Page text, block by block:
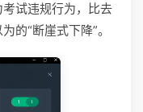
试违规行为，比去
的“断崖式下降”。